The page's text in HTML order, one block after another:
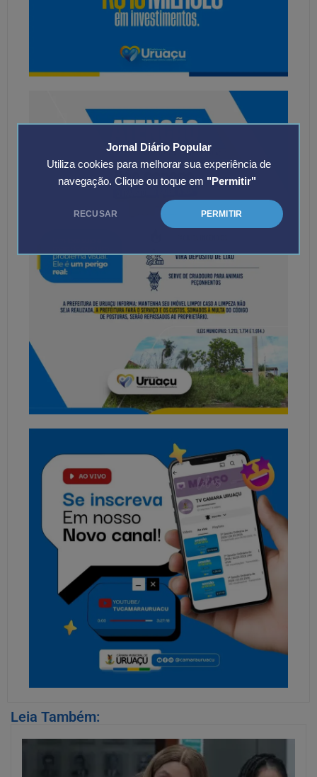
Jornal Diário Popular
Utiliza cookies para melhorar sua experiência de
navegação. Clique ou toque em "Permitir"
RECUSAR PERMITIR
Leia Também: